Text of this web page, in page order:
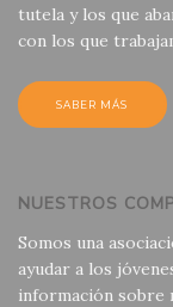
tutela y los que
con los que
SABER MÁS
NUESTROS
Somos una
ayudar a los
información sobre